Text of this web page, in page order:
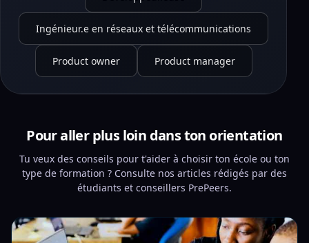
Ingénieur.e en réseaux et télécommunications
Product owner Product manager
Pour aller plus loin dans ton orientation
Tu veux des conseils pour t'aider à choisir ton école ou ton
type de formation ? Consulte nos articles rédigés par des
étudiants et conseillers PrePeers.